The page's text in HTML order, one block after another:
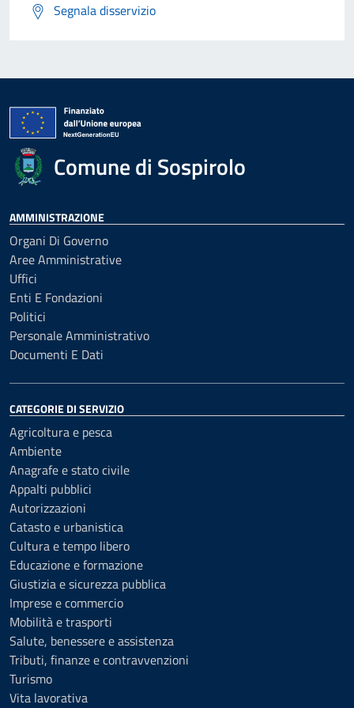
Segnala disservizio
Comune di Sospirolo
AMMINISTRAZIONE
Organi Di Governo
Aree Amministrative
Uffici
Enti E Fondazioni
Politici
Personale Amministrativo
Documenti E Dati
CATEGORIE DI SERVIZIO
Agricoltura e pesca
Ambiente
Anagrafe e stato civile
Appalti pubblici
Autorizzazioni
Catasto e urbanistica
Cultura e tempo libero
Educazione e formazione
Giustizia e sicurezza pubblica
Imprese e commercio
Mobilità e trasporti
Salute, benessere e assistenza
Tributi, finanze e contravvenzioni
Turismo
Vita lavorativa